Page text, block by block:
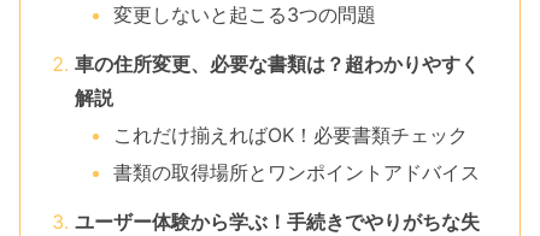
変更しないと起こる3つの問題
車の住所変更、必要な書類は？超わかりやすく
解説
これだけ揃えればOK！必要書類チェック
書類の取得場所とワンポイントアドバイス
ユーザー体験から学ぶ！手続きでやりがちな失